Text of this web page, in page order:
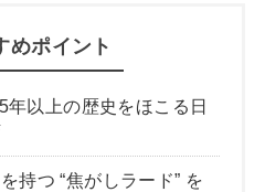
めポイント
年以上の歴史をほこる日
持つ “焦がしラード” を